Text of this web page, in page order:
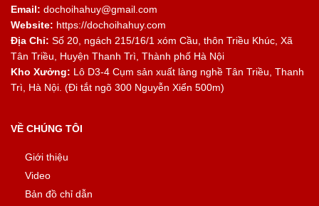
Email: dochoihahuy@gmail.com
Website: https://dochoihahuy.com
Địa Chỉ: Số 20, ngách 215/16/1 xóm Cầu, thôn Triều Khúc, Xã
Tân Triều, Huyện Thanh Trì, Thành phố Hà Nội
Kho Xưởng: Lô D3-4 Cụm sản xuất làng nghề Tân Triều, Thanh
Trì, Hà Nội. (Đi tắt ngõ 300 Nguyễn Xiển 500m)
VỀ CHÚNG TÔI
Giới thiệu
Video
Bản đồ chỉ dẫn